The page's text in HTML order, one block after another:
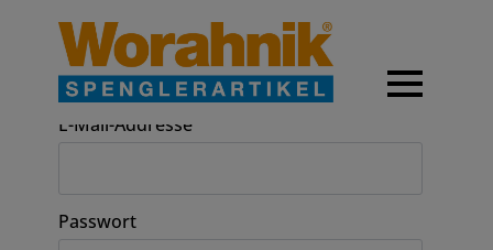
Anmeldung
E-Mail-Addresse
Passwort